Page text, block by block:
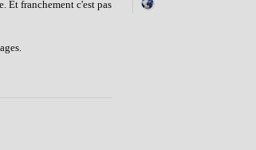
Et franchement c'est pas